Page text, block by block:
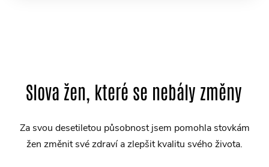
Slova žen, které se nebály změny
Za svou desetiletou působnost jsem pomohla stovkám
žen změnit své zdraví a zlepšit kvalitu svého života.